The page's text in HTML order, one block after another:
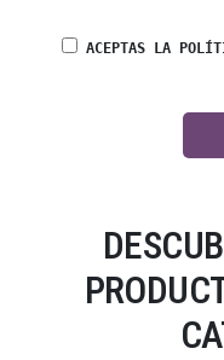
ACEPTAS LA